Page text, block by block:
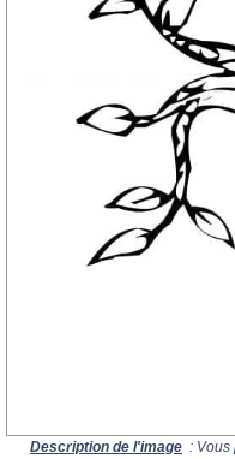
Description de l'image : Vous